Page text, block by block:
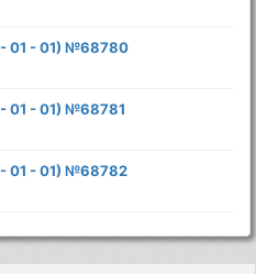
- 01 - 01) №68780
- 01 - 01) №68781
- 01 - 01) №68782